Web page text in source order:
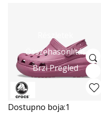
Összehasonlítás
Brzi Pregled
Dostupno boja:1